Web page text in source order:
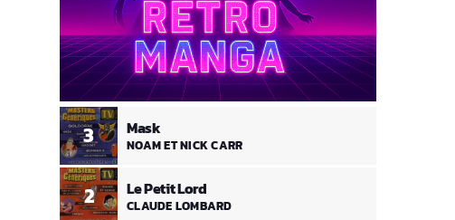
2 Le Petit Lord
CLAUDE LOMBARD
3 Mask
NOAM ET NICK CARR